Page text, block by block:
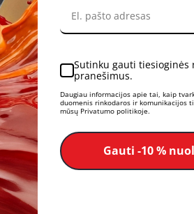
REITINGAI IR ATSILIEPIMAI
Sutinku gauti tiesioginės
pranešimus.
Daugiau informacijos apie tai, kaip
duomenis rinkodaros ir komunikacijos
mūsų Privatumo politikoje.
Gauti -10 %